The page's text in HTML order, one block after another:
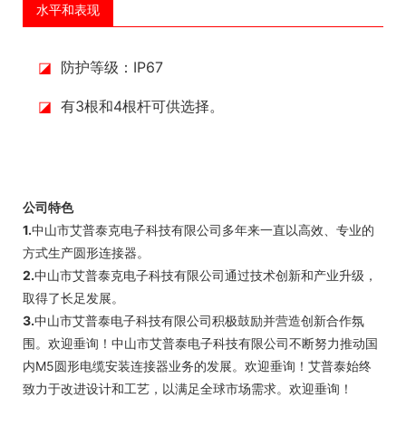
水平和表现
◪ 防护等级：IP67
◪ 有3根和4根杆可供选择。
公司特色
1.中山市艾普泰克电子科技有限公司多年来一直以高效、专业的
方式生产圆形连接器。
2.中山市艾普泰克电子科技有限公司通过技术创新和产业升级，
取得了长足发展。
3.中山市艾普泰电子科技有限公司积极鼓励并营造创新合作氛
围。欢迎垂询！中山市艾普泰电子科技有限公司不断努力推动国
内M5圆形电缆安装连接器业务的发展。欢迎垂询！艾普泰始终
致力于改进设计和工艺，以满足全球市场需求。欢迎垂询！